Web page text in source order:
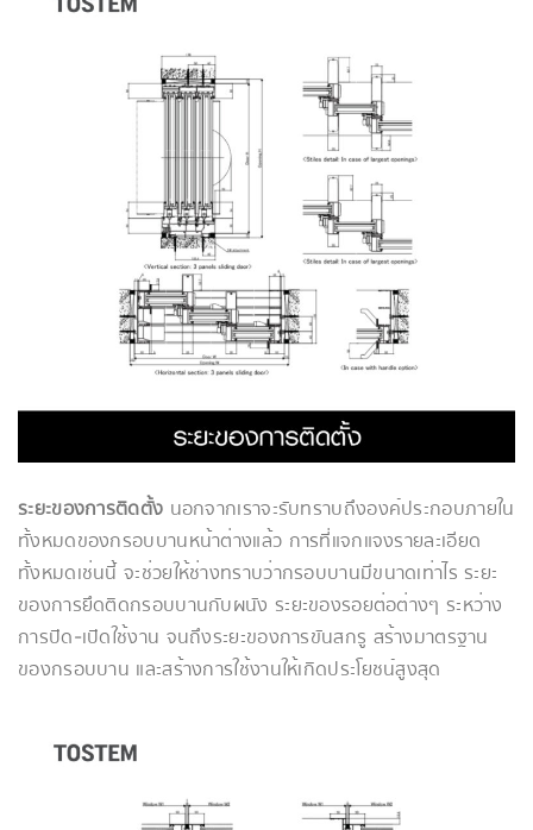
ระยะของการติดตั้ง นอกจากเราจะรับทราบถึงองค์ประกอบภายใน
ทั้งหมดของกรอบบานหน้าต่างแล้ว การที่แจกแจงรายละเอียด
ทั้งหมดเช่นนี้ จะช่วยให้ช่างทราบว่ากรอบบานมีขนาดเท่าไร ระยะ
ของการยึดติดกรอบบานกับผนัง ระยะของรอยต่อต่างๆ ระหว่าง
การปิด-เปิดใช้งาน จนถึงระยะของการขันสกรู สร้างมาตรฐาน
ของกรอบบาน และสร้างการใช้งานให้เกิดประโยชน์สูงสุด